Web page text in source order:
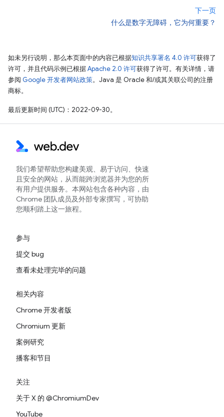
下一页
什么是数字无障碍，它为何重要？
如未另行说明，那么本页面中的内容已根据知识共享署名 4.0 许可获得了
许可，并且代码示例已根据Apache 2.0 许可获得了许可。有关详情，请
参阅 Google 开发者网站政策。Java 是 Oracle 和/或其关联公司的注册
商标。
最后更新时间 (UTC)：2022-09-30。
我们希望帮助您构建美观、易于访问、快速
且安全的网站，从而能跨浏览器并为您的所
有用户提供服务。本网站包含各种内容，由
Chrome 团队成员及外部专家撰写，可协助
您顺利踏上这一旅程。
参与
提交 bug
查看未处理完毕的问题
相关内容
Chrome 开发者版
Chromium 更新
案例研究
播客和节目
关注
关于 X 的 @ChromiumDev
YouTube